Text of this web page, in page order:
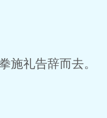
施礼告辞而去。